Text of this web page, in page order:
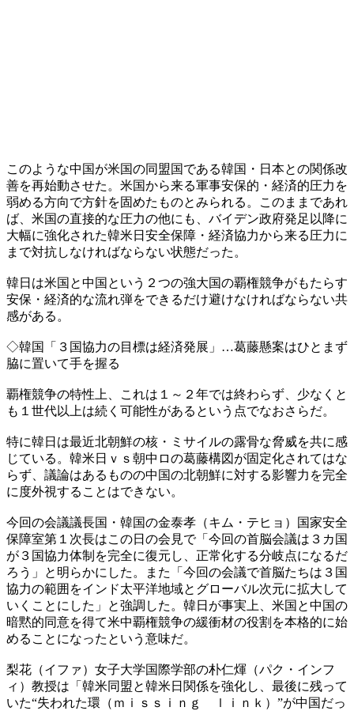
このような中国が米国の同盟国である韓国・日本との関係改
善を再始動させた。米国から来る軍事安保的・経済的圧力を
弱める方向で方針を固めたものとみられる。このままであれ
ば、米国の直接的な圧力の他にも、バイデン政府発足以降に
大幅に強化された韓米日安全保障・経済協力から来る圧力に
まで対抗しなければならない状態だった。
韓日は米国と中国という２つの強大国の覇権競争がもたらす
安保・経済的な流れ弾をできるだけ避けなければならない共
感がある。
◇韓国「３国協力の目標は経済発展」…葛藤懸案はひとまず
脇に置いて手を握る
覇権競争の特性上、これは１～２年では終わらず、少なくと
も１世代以上は続く可能性があるという点でなおさらだ。
特に韓日は最近北朝鮮の核・ミサイルの露骨な脅威を共に感
じている。韓米日ｖｓ朝中ロの葛藤構図が固定化されてはな
らず、議論はあるものの中国の北朝鮮に対する影響力を完全
に度外視することはできない。
今回の会議議長国・韓国の金泰孝（キム・テヒョ）国家安全
保障室第１次長はこの日の会見で「今回の首脳会議は３カ国
が３国協力体制を完全に復元し、正常化する分岐点になるだ
ろう」と明らかにした。また「今回の会議で首脳たちは３国
協力の範囲をインド太平洋地域とグローバル次元に拡大して
いくことにした」と強調した。韓日が事実上、米国と中国の
暗黙的同意を得て米中覇権競争の緩衝材の役割を本格的に始
めることになったという意味だ。
梨花（イファ）女子大学国際学部の朴仁煇（パク・インフ
ィ）教授は「韓米同盟と韓米日関係を強化し、最後に残って
いた“失われた環（ｍｉｓｓｉｎｇ ｌｉｎｋ）”が中国だっ